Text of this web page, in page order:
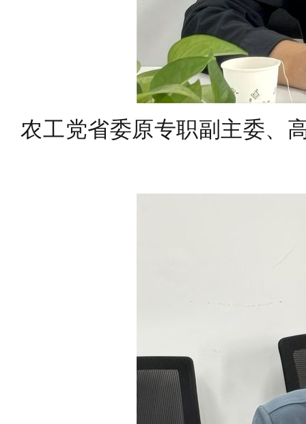
农工党省委原专职副主委、